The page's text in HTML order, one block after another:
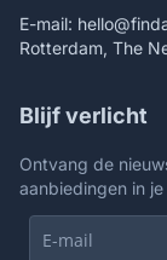
E-mail:
Rotterdam, The
Blijf verlicht
Ontvang de
aanbiedingen in